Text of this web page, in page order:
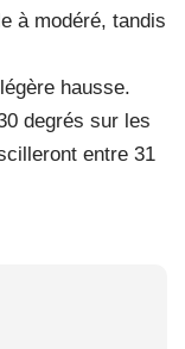
à modéré, tandis
hausse.
degrés sur les
entre 31